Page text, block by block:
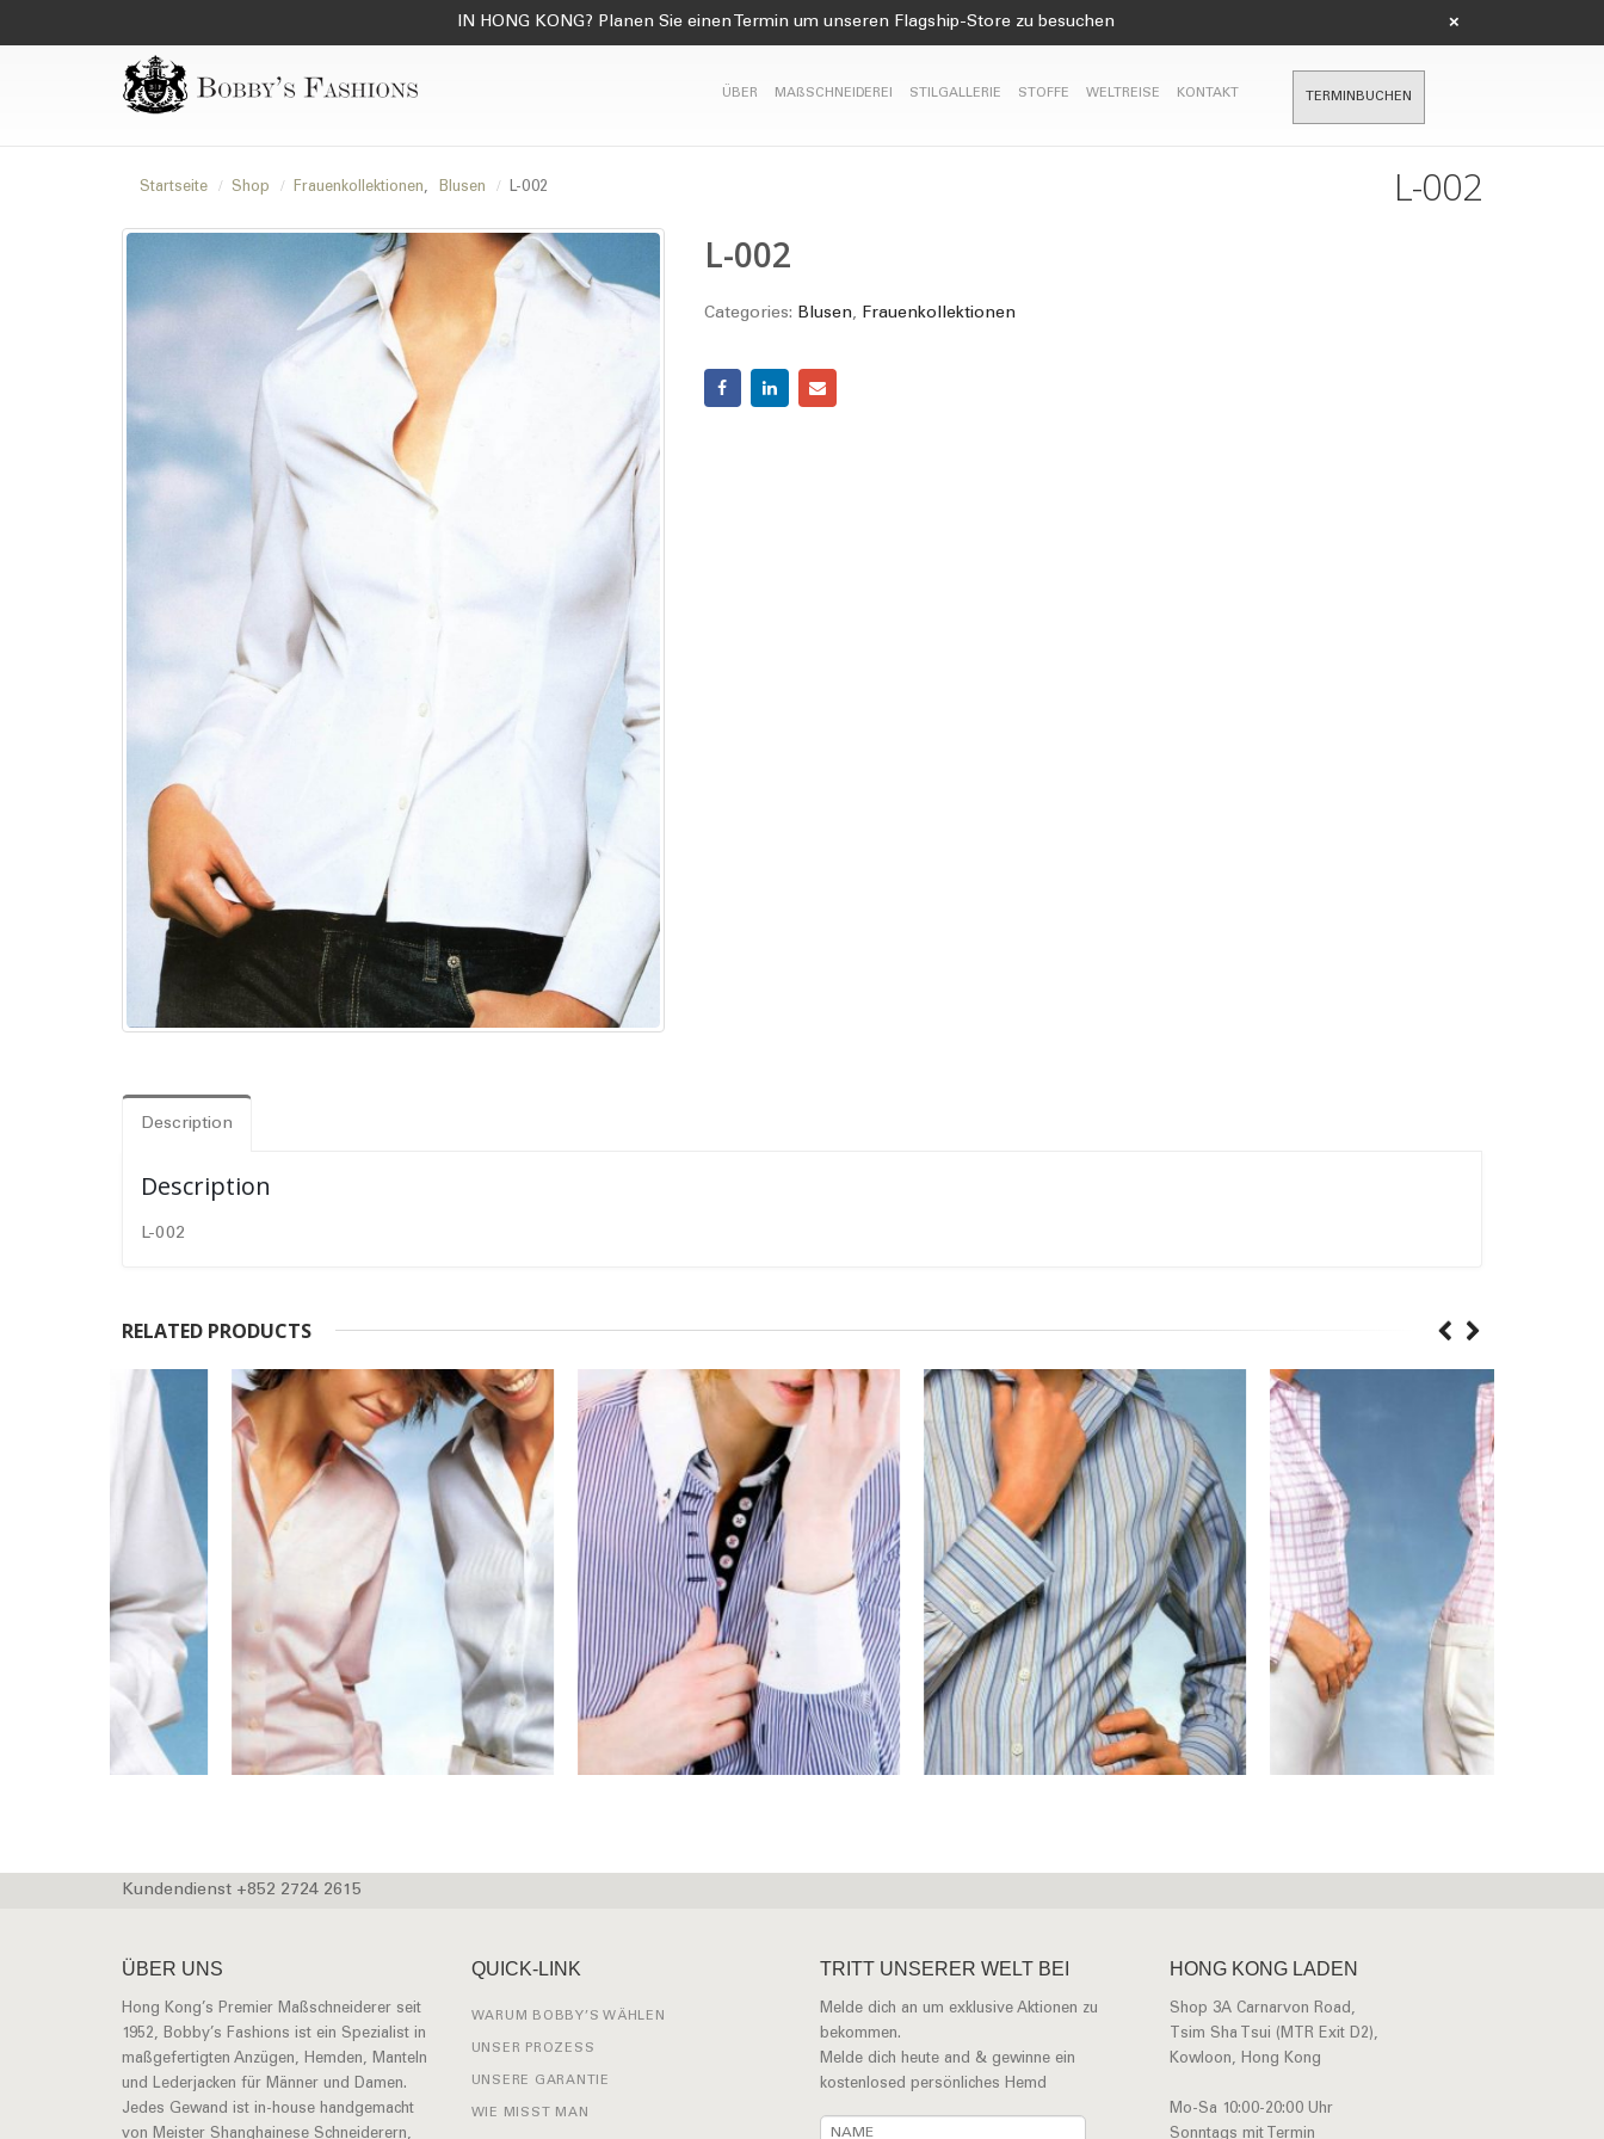
IN HONG KONG? Planen Sie einen Termin um unseren Flagship-Store zu besuchen ×
ÜBER MAßSCHNEIDEREI STILGALLERIE STOFFE WELTREISE KONTAKT TERMINBUCHEN
L-002
Startseite Shop Frauenkollektionen, Blusen L-002
L-002
Categories: Blusen, Frauenkollektionen
Description
Description
L-002
RELATED PRODUCTS
Kundendienst +852 2724 2615
ÜBER UNS
Hong Kong’s Premier Maßschneiderer seit
1952, Bobby’s Fashions ist ein Spezialist in
maßgefertigten Anzügen, Hemden, Manteln
und Lederjacken für Männer und Damen.
Jedes Gewand ist in-house handgemacht
von Meister Shanghainese Schneiderern,
QUICK-LINK
WARUM BOBBY’S WÄHLEN
UNSER PROZESS
UNSERE GARANTIE
WIE MISST MAN
TRITT UNSERER WELT BEI
Melde dich an um exklusive Aktionen zu
bekommen.
Melde dich heute and & gewinne ein
kostenlosed persönliches Hemd
HONG KONG LADEN
Shop 3A Carnarvon Road,
Tsim Sha Tsui (MTR Exit D2),
Kowloon, Hong Kong
Mo-Sa 10:00-20:00 Uhr
Sonntags mit Termin